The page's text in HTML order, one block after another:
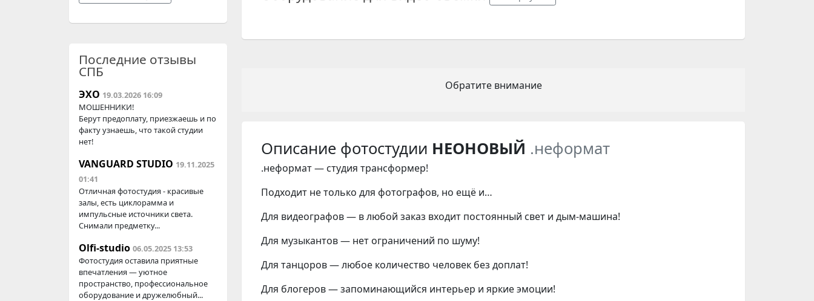
Обратите внимание
Описание фотостудии НЕОНОВЫЙ .неформат
.неформат — студия трансформер!
Подходит не только для фотографов, но ещё и…
Для видеографов — в любой заказ входит постоянный свет и дым-машина!
Для музыкантов — нет ограничений по шуму!
Для танцоров — любое количество человек без доплат!
Для блогеров — запоминающийся интерьер и яркие эмоции!
Последние отзывы
СПБ
ЭХО 19.03.2026 16:09
МОШЕННИКИ!
Берут предоплату, приезжаешь и по
факту узнаешь, что такой студии
нет!
VANGUARD STUDIO 19.11.2025
01:41
Отличная фотостудия - красивые
залы, есть циклорамма и
импульсные источники света.
Снимали предметку...
Olfi-studio 06.05.2025 13:53
Фотостудия оставила приятные
впечатления — уютное
пространство, профессиональное
оборудование и дружелюбный...